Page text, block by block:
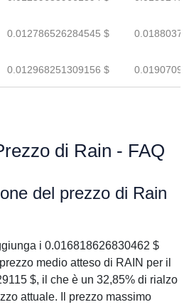
0.012786526284545 $
0.012968251309156 $
di Rain - FAQ
del prezzo di Rain
i 0.016818626830462 $
medio atteso di RAIN per il
$, il che è un 32,85% di rialzo
attuale. Il prezzo massimo